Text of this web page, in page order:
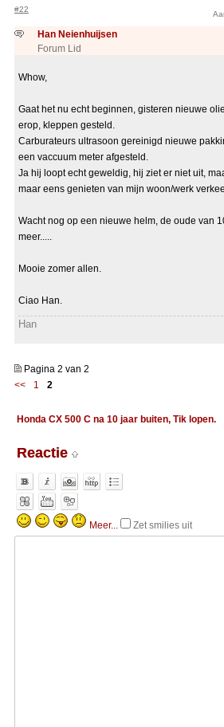
#22
Han Neienhuijsen
Forum Lid
Whow,
Gaat het nu echt beginnen, gisteren nieuwe
erop, kleppen gesteld.
Carburateurs ultrasoon gereinigd nieuwe
een vaccuum meter afgesteld.
Ja hij loopt echt geweldig, hij ziet er niet uit,
maar eens genieten van mijn woon/werk
Wacht nog op een nieuwe helm, de oude van
meer.....
Mooie zomer allen.
Ciao Han.
Han
Pagina 2 van 2
<<
1 2
Honda CX 500 C na 10 jaar buiten, Tik lopen.
Reactie
Meer... Zet smilies uit